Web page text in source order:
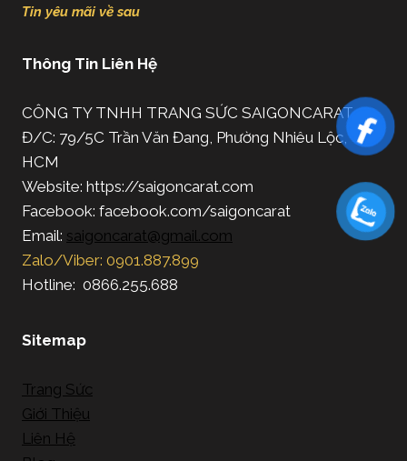
Tin yêu mãi về sau
Thông Tin Liên Hệ
CÔNG TY TNHH TRANG SỨC SAIGONCARAT
Đ/C: 79/5C Trần Văn Đang, Phường Nhiêu Lộc, TP.
HCM
Website: https://saigoncarat.com
Facebook: facebook.com/saigoncarat
Email: saigoncarat@gmail.com
Zalo/Viber: 0901.887.899
Hotline: 0866.255.688
Sitemap
Trang Sức
Giới Thiệu
Liên Hệ